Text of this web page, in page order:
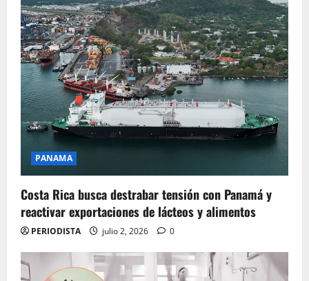
PANAMA
Costa Rica busca destrabar tensión con Panamá y
reactivar exportaciones de lácteos y alimentos
PERIODISTA julio 2, 2026 0